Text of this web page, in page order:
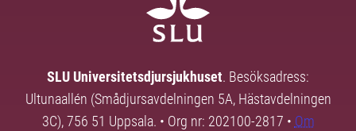
SLU Universitetsdjursjukhuset. Besöksadress:
Ultunaallén (Smådjursavdelningen 5A, Hästavdelningen
3C), 756 51 Uppsala. • Org nr: 202100-2817 • Om